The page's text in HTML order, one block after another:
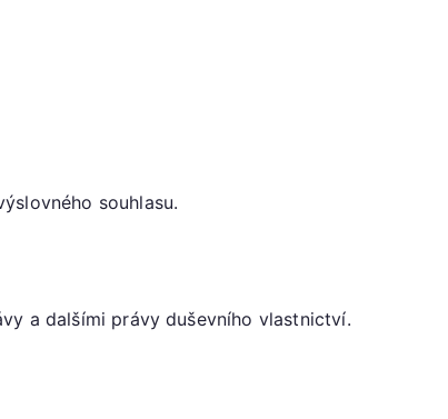
souhlasu.
a dalšími právy duševního vlastnictví.